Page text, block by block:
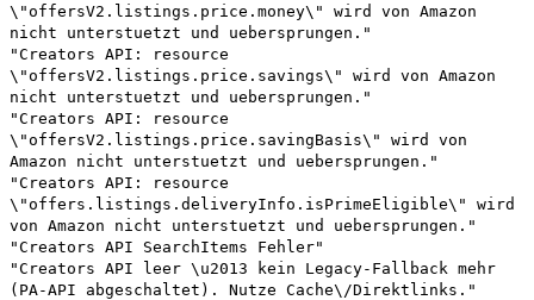
\"offersV2.listings.price.money\" wird von Amazon
nicht unterstuetzt und uebersprungen."
"Creators API: resource
\"offersV2.listings.price.savings\" wird von Amazon
nicht unterstuetzt und uebersprungen."
"Creators API: resource
\"offersV2.listings.price.savingBasis\" wird von
Amazon nicht unterstuetzt und uebersprungen."
"Creators API: resource
\"offers.listings.deliveryInfo.isPrimeEligible\" wird
von Amazon nicht unterstuetzt und uebersprungen."
"Creators API SearchItems Fehler"
"Creators API leer \u2013 kein Legacy-Fallback mehr
(PA-API abgeschaltet). Nutze Cache\/Direktlinks."